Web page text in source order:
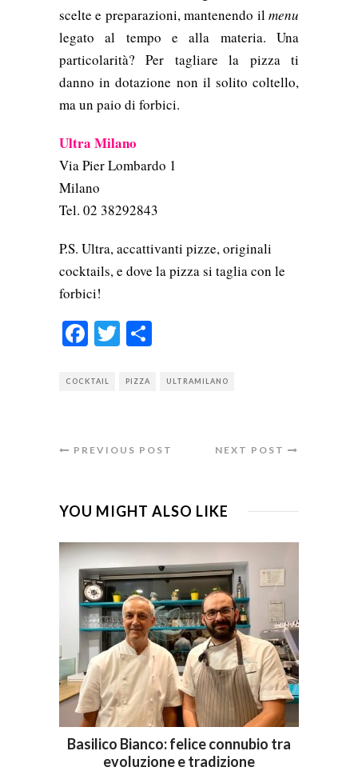
scelte e preparazioni, mantenendo ilmenu
legato al tempo e alla materia. Una
particolarità? Per tagliare la pizza ti
danno in dotazione non il solito coltello,
ma un paio di forbici.
Ultra Milano
Via Pier Lombardo 1
Milano
Tel. 02 38292843
P.S. Ultra, accattivanti pizze, originali
cocktails, e dove la pizza si taglia con le
forbici!
Facebook
Twitter
COCKTAIL PIZZA ULTRAMILANO
PREVIOUS POST NEXT POST
YOU MIGHT ALSO LIKE
Basilico Bianco: felice connubio tra
evoluzione e tradizione